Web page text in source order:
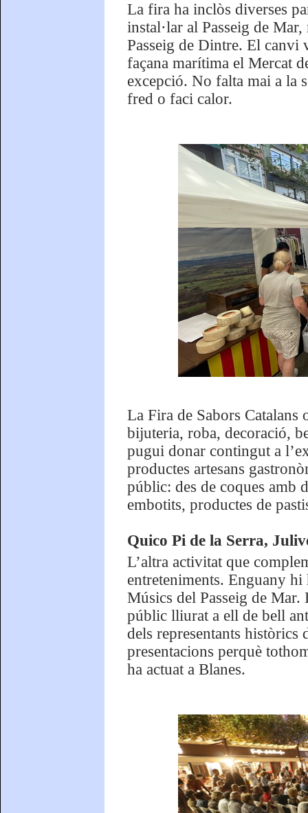
La fira ha inclòs diverses
instal·lar al Passeig de
Passeig de Dintre. El canvi
façana marítima el Mercat
excepció. No falta mai a la
fred o faci calor.
La Fira de Sabors Catalans
bijuteria, roba, decoració,
pugui donar contingut a
productes artesans
públic: des de coques amb
embotits, productes de
Quico Pi de la Serra,
L’altra activitat que
entreteniments. Enguany
Músics del Passeig de
públic lliurat a ell de bell
dels representants històrics
presentacions perquè
ha actuat a Blanes.